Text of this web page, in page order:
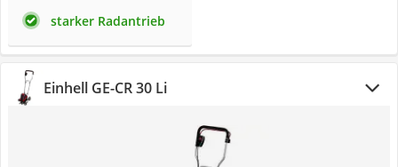
starker Radantrieb
Einhell GE-CR 30 Li